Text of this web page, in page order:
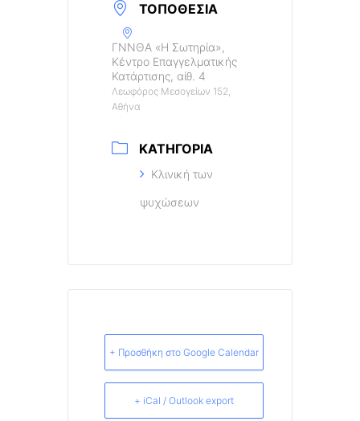
ΤΟΠΟΘΕΣΊΑ
ΓΝΝΘΑ «Η Σωτηρία»,
Κέντρο Επαγγελματικής
Κατάρτισης, αίθ. 4
Λεωφόρος Μεσογείων 152,
Αθήνα
ΚΑΤΗΓΟΡΊΑ
Κλινική των
ψυχώσεων
+ Προσθήκη στο Google Calendar
+ iCal / Outlook export